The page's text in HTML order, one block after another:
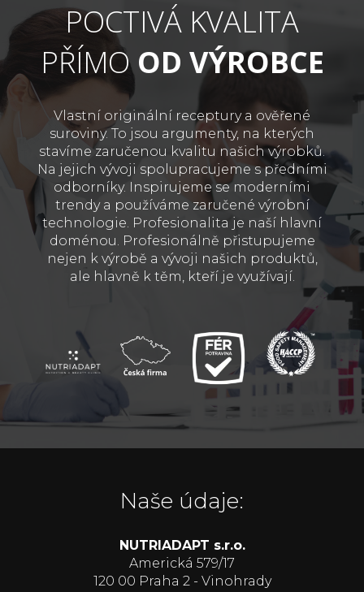
POCTIVÁ KVALITA
PŘÍMOOD VÝROBCE
Vlastní originální receptury a ověřené
suroviny. To jsou argumenty, na kterých
stavíme zaručenou kvalitu našich výrobků.
Na jejich vývoji spolupracujeme s předními
odborníky. Inspirujeme se moderními
trendy a používáme zaručené výrobní
technologie. Profesionalita je naší hlavní
doménou. Profesionálně přistupujeme
nejen k výrobě a vývoji našich produktů,
ale hlavně k těm, kteří je využívají.
Naše údaje:
NUTRIADAPT s.r.o.
Americká 579/17
120 00 Praha 2 - Vinohrady